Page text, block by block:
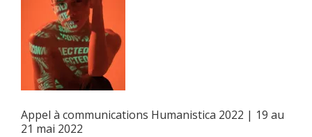
Appel à communications Humanistica 2022 | 19 au
21 mai 2022